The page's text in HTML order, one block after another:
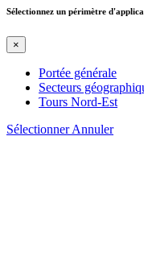
Sélectionnez un périmètre
×
Portée générale
Secteurs
Tours Nord-Est
SélectionnerAnnuler